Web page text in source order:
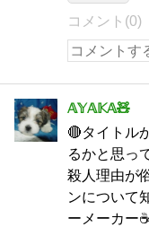
コメント(0)
𝔸𝕐‌𝔸𝕂‌𝔸🧸
🔴タイトル
るかと思っ
殺人理由が
ンについて
ーメーカー